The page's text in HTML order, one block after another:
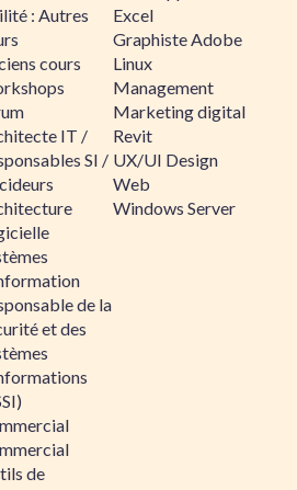
: Autres
cours
IT /
SI /
de la
et des
de
Excel
Graphiste Adobe
Linux
Management
Marketing digital
Revit
UX/UI Design
Web
Windows Server